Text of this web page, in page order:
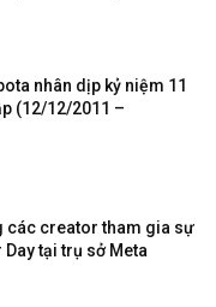
nhân dịp kỷ niệm 11
(12/12/2011 –
các creator tham gia sự
Day tại trụ sở Meta